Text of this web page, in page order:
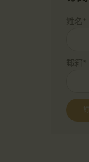
姓名*
郵箱*